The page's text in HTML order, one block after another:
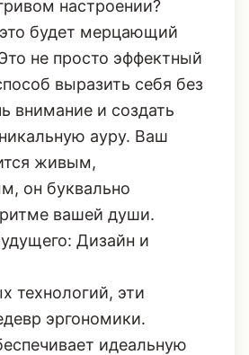
настроении?
будет мерцающий
не просто эффектный
выразить себя без
внимание и создать
ауру. Ваш
живым,
он буквально
вашей души.
Дизайн и
технологий, эти
эргономики.
идеальную